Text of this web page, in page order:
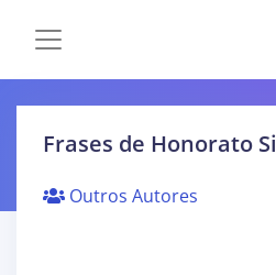
Frases de Honorato
Outros Autores